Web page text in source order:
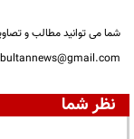
شما می توانید مطالب و
bultannews@gmail.com
نظر شما